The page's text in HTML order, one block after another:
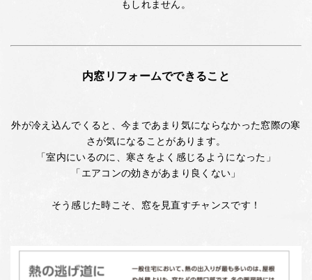
もしれません。
内窓リフォームでできること
外が冷え込んでくると、今まであまり気にならなかった窓際の寒
さが気になることがあります。
「室内にいるのに、寒さをよく感じるようになった」
「エアコンの効きがあまり良くない」
そう感じた時こそ、窓を見直すチャンスです！